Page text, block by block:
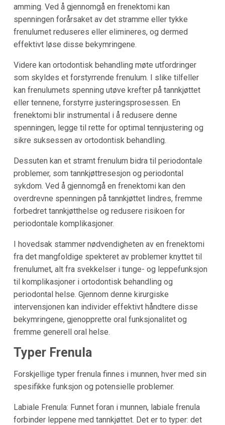
amming. Ved å gjennomgå en frenektomi kan
spenningen forårsaket av det stramme eller tykke
frenulumet reduseres eller elimineres, og dermed
effektivt løse disse bekymringene.
Videre kan ortodontisk behandling møte utfordringer
som skyldes et forstyrrende frenulum. I slike tilfeller
kan frenulumets spenning utøve krefter på tannkjøttet
eller tennene, forstyrre justeringsprosessen. En
frenektomi blir instrumental i å redusere denne
spenningen, legge til rette for optimal tennjustering og
sikre suksessen av ortodontisk behandling.
Dessuten kan et stramt frenulum bidra til periodontale
problemer, som tannkjøttresesjon og periodontal
sykdom. Ved å gjennomgå en frenektomi kan den
overdrevne spenningen på tannkjøttet lindres, fremme
forbedret tannkjøtthelse og redusere risikoen for
periodontale komplikasjoner.
I hovedsak stammer nødvendigheten av en frenektomi
fra det mangfoldige spekteret av problemer knyttet til
frenulumet, alt fra svekkelser i tunge- og leppefunksjon
til komplikasjoner i ortodontisk behandling og
periodontal helse. Gjennom denne kirurgiske
intervensjonen kan individer effektivt håndtere disse
bekymringene, gjenopprette oral funksjonalitet og
fremme generell oral helse.
Typer Frenula
Forskjellige typer frenula finnes i munnen, hver med sin
spesifikke funksjon og potensielle problemer.
Labiale Frenula: Funnet foran i munnen, labiale frenula
forbinder leppene med tannkjøttet. Det er to typer: det